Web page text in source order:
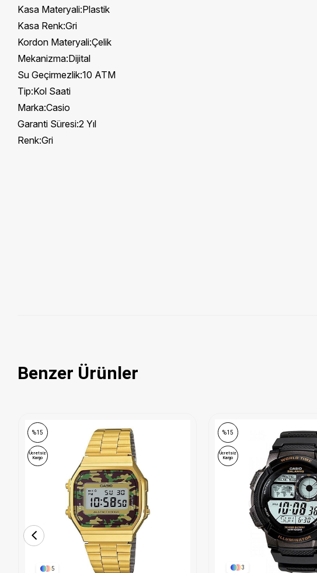
Kasa Materyali:Plastik
Kasa Renk:Gri
Kordon Materyali:Çelik
Mekanizma:Dijital
Su Geçirmezlik:10 ATM
Tip:Kol Saati
Marka:Casio
Garanti Süresi:2 Yıl
Renk:Gri
Benzer Ürünler
5
%15
Ücretsiz
Kargo
3
%15
Ücretsiz
Kargo